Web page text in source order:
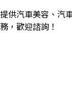
提供汽車美容、汽
務，歡迎諮詢！